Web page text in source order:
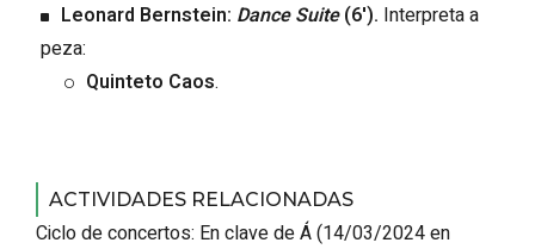
Leonard Bernstein: Dance Suite(6'). Interpreta a
peza:
Quinteto Caos.
ACTIVIDADES RELACIONADAS
Ciclo de concertos: En clave de Á(14/03/2024en